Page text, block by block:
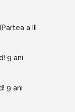
a III
9 ani
9 ani